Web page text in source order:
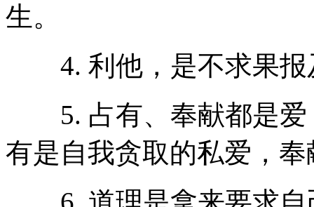
生。
4. 利他，是不求果报
5. 占有、奉献都是爱
有是自我贪取的私爱，